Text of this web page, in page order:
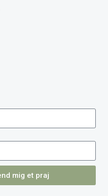
mig et praj